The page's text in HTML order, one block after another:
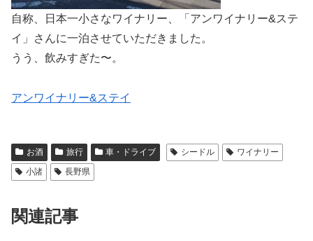
自称、日本一小さなワイナリー、「アンワイナリー&ステ
イ」さんに一泊させていただきました。
うう、飲みすぎた〜。
アンワイナリー&ステイ
お酒 旅行 車・ドライブ シードル
ワイナリー
小諸
長野県
関連記事